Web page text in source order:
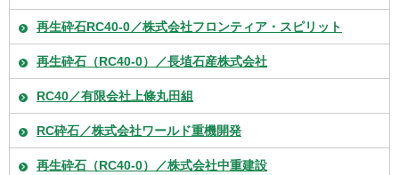
再生砕石RC40-0／株式会社フロンティア・スピリット
再生砕石（RC40-0）／長埴石産株式会社
RC40／有限会社上條丸田組
RC砕石／株式会社ワールド重機開発
再生砕石（RC40-0）／株式会社中重建設